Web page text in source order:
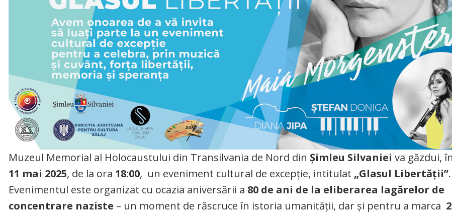
Muzeul Memorial al Holocaustului din Transilvania de Nord din Șimleu Silvaniei va găzdui,
11 mai 2025, de la ora 18:00, un eveniment cultural de excepție, intitulat „Glasul Libertății”.
Evenimentul este organizat cu ocazia aniversării a 80 de ani de la eliberarea lagărelor de
concentrare naziste – un moment de răscruce în istoria umanității, dar și pentru a marca